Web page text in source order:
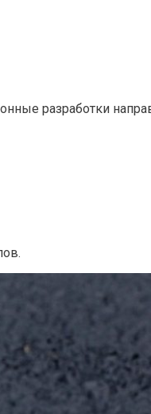
разработки